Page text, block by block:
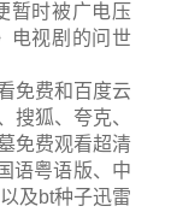
暂时被广电压
电视剧的问世
免费和百度云
搜狐、夸克、
免费观看超清
语粤语版、中
及bt种子迅雷